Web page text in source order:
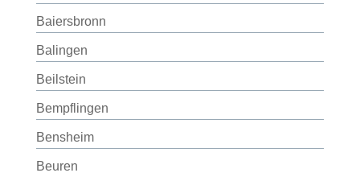
Baiersbronn
Balingen
Beilstein
Bempflingen
Bensheim
Beuren